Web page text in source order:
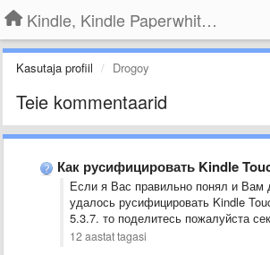
Kindle, Kindle Paperwhite, Kindle Voyage
Kasutaja profiil Drogoy
Teie kommentaarid
Как русифицировать Kindle
Если я Вас правильно понял и Вам
удалось русифицировать Kindle
5.3.7. то поделитесь пожалуйста
12 aastat tagasi